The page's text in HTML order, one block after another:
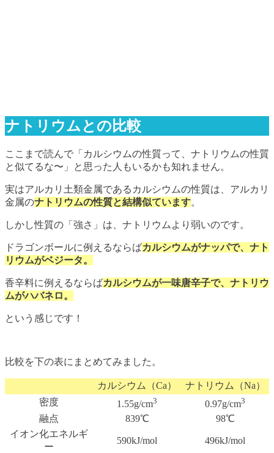
ナトリウムとの比較
ここまで読んで「カルシウムの性質って、ナトリウムの性質
と似てるな〜」と思った人もいるかも知れません。
実はアルカリ土類金属であるカルシウムの性質は、アルカリ
金属のナトリウムの性質と結構似ています。
しかし性質の「強さ」は、ナトリウムより弱いのです。
ドラゴンボールに例えるならばカルシウムがナッパで、ナト
リウムがベジータ。
香辛料に例えるならばカルシウムが一味唐辛子で、ナトリウ
ムがハバネロ。
という感じです！
比較を下の表にまとめてみました。
カルシウム（Ca）
ナトリウム（Na）
密度
1.55g/cm3 0.97g/cm3
融点 839℃
98℃
イオン化エネルギ
ー
590kJ/mol 496kJ/mol